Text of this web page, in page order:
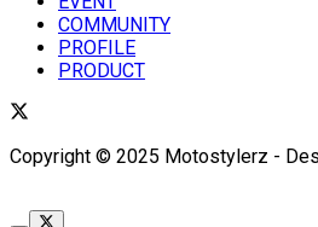
COMMUNITY
PROFILE
PRODUCT
Copyright © 2025 Motostylerz -